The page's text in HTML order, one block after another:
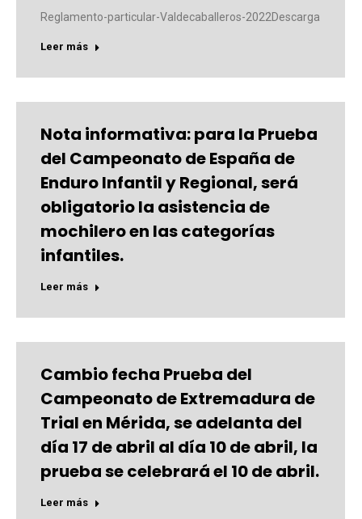
Reglamento-particular-Valdecaballeros-2022Descarga
Leer más
Nota informativa: para la Prueba
del Campeonato de España de
Enduro Infantil y Regional, será
obligatorio la asistencia de
mochilero en las categorías
infantiles.
Leer más
Cambio fecha Prueba del
Campeonato de Extremadura de
Trial en Mérida, se adelanta del
día 17 de abril al día 10 de abril, la
prueba se celebrará el 10 de abril.
Leer más